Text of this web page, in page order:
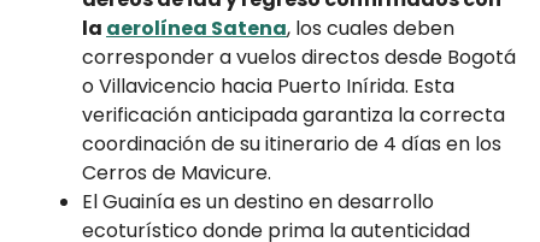
la aerolínea Satena, los cuales deben
corresponder a vuelos directos desde Bogotá
o Villavicencio hacia Puerto Inírida. Esta
verificación anticipada garantiza la correcta
coordinación de su itinerario de 4 días en los
Cerros de Mavicure.
El Guainía es un destino en desarrollo
ecoturístico donde prima la autenticidad